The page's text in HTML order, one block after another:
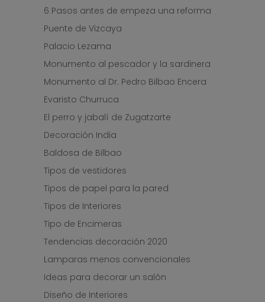
6 Pasos antes de empeza una reforma
Puente de Vizcaya
Palacio Lezama
Monumento al pescador y la sardinera
Monumento al Dr. Pedro Bilbao Encera
Evaristo Churruca
El perro y jabalí de Zugatzarte
Decoración India
Baldosa de Bilbao
Tipos de vestidores
Tipos de papel para la pared
Tipos de Interiores
Tipo de Encimeras
Tendencias decoración 2020
Lamparas menos convencionales
Ideas para decorar un salón
Diseño de Interiores